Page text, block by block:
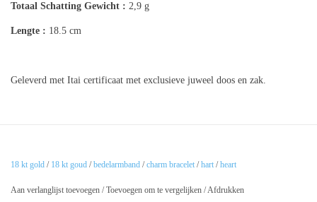
Totaal Schatting Gewicht : 2,9 g
Lengte : 18.5 cm
Geleverd met Itai certificaat met exclusieve juweel doos en zak.
18 kt gold / 18 kt goud /bedelarmband /charm bracelet /hart /heart
Aan verlanglijst toevoegen /Toevoegen om te vergelijken /Afdrukken